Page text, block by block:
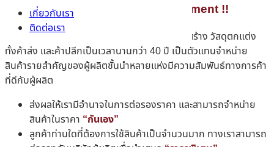
เกี่ยวกับเรา
ติดต่อเรา
สนใจสั่งซื้อคอนกรีตได้ที่ MTcement !!
MTcementประกอบธุรกิจจำหน่ายสินค้าวัสดุก่อสร้าง วัสดุตกแต่ง
ทั้งค้าส่ง และค้าปลีกเป็นเวลานานกว่า 40 ปี เป็นตัวแทนจำหน่าย
สินค้ารายสำคัญของผู้ผลิตชั้นนำหลายแห่งมีความสัมพันธ์ทางการค้า
ที่ดีกับผู้ผลิต
ส่งผลให้เรามีอำนาจในการต่อรองราคา และสามารถจำหน่าย
สินค้าในราคา “กันเอง”
ลูกค้าท่านใดที่ต้องการใช้สินค้าเป็นจำนวนมาก ทางเราสามารถ